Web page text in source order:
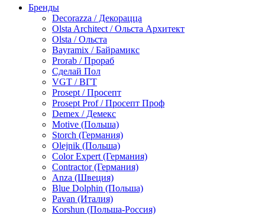
по металлу
антикорозийные
под декоративные штукатурки
для гипсокартона
под штукатурку
Герметик
акриловые
силиконовые универсальные, нейтральные
силиконовые санитарные (антигрибковые)
шовные для срубов
для кровли
для каминов
полиуретановые
Декоративные штукатурки и краски
краски для декора, патина
мокрый шелк
венецианские (эффект мрамора)
песок (эффект песчаных вихрей)
декоративная шпаклевка
Бренды
Decorazza / Декорацца
Olsta Architect / Ольста Архитект
Olsta / Ольста
Bayramix / Байрамикс
Prorab / Прораб
Сделай Пол
VGT / ВГТ
Prosept / Просепт
Prosept Prof / Просепт Проф
Demex / Демекс
Motive (Польша)
Storch (Германия)
Olejnik (Польша)
Color Expert (Германия)
Contractor (Германия)
Anza (Швеция)
Blue Dolphin (Польша)
Pavan (Италия)
Korshun (Польша-Россия)